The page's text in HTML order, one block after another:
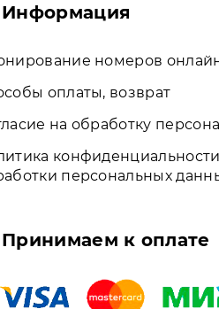
Информация
номеров
оплаты, возврат
на обработку
персональных
Принимаем к оплате